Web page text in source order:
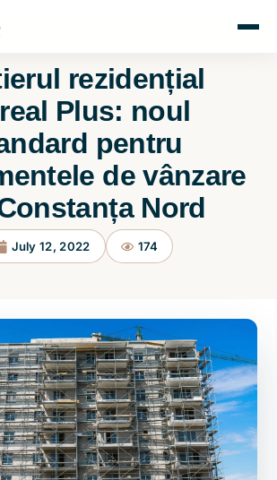
rezidențial
Plus: noul
pentru
de vânzare
Nord
July 12, 2022 174